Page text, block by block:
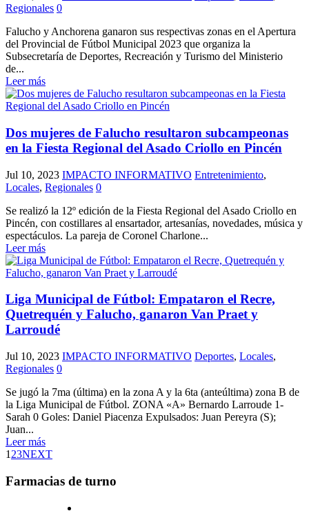
Regionales 0
Falucho y Anchorena ganaron sus respectivas zonas en el Apertura
del Provincial de Fútbol Municipal 2023 que organiza la
Subsecretaría de Deportes, Recreación y Turismo del Ministerio
de...
Leer más
Dos mujeres de Falucho resultaron subcampeonas
en la Fiesta Regional del Asado Criollo en Pincén
Jul 10, 2023 IMPACTO INFORMATIVO Entretenimiento,
Locales, Regionales 0
Se realizó la 12º edición de la Fiesta Regional del Asado Criollo en
Pincén, con costillares al ensartador, artesanías, novedades, música y
espectáculos. La pareja de Coronel Charlone...
Leer más
Liga Municipal de Fútbol: Empataron el Recre,
Quetrequén y Falucho, ganaron Van Praet y
Larroudé
Jul 10, 2023 IMPACTO INFORMATIVO Deportes, Locales,
Regionales 0
Se jugó la 7ma (última) en la zona A y la 6ta (anteúltima) zona B de
la Liga Municipal de Fútbol. ZONA «A» Bernardo Larroude 1-
Sarah 0 Goles: Daniel Piacenza Expulsados: Juan Pereyra (S);
Juan...
Leer más
1 23NEXT
Farmacias de turno